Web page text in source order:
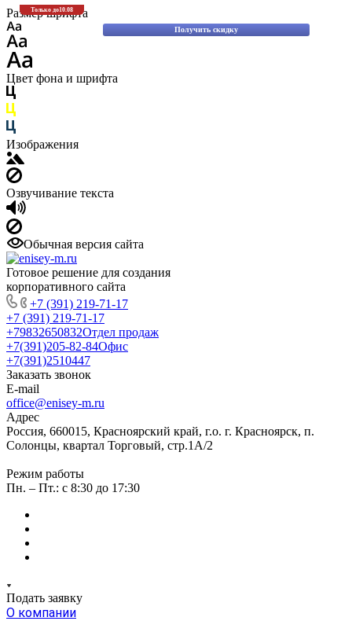
Только до10.08
Получить скидку
Размер шрифта
Цвет фона и шрифта
Изображения
Озвучивание текста
Обычная версия сайта
Готовое решение для создания
корпоративного сайта
+7 (391) 219-71-17
+7 (391) 219-71-17
+79832650832Отдел продаж
+7(391)205-82-84Офис
+7(391)2510447
Заказать звонок
E-mail
office@enisey-m.ru
Адрес
Россия, 660015, Красноярский край, г.о. г. Красноярск, п.
Солонцы, квартал Торговый, стр.1А/2
Режим работы
Пн. – Пт.: c 8:30 до 17:30
Подать заявку
О компании